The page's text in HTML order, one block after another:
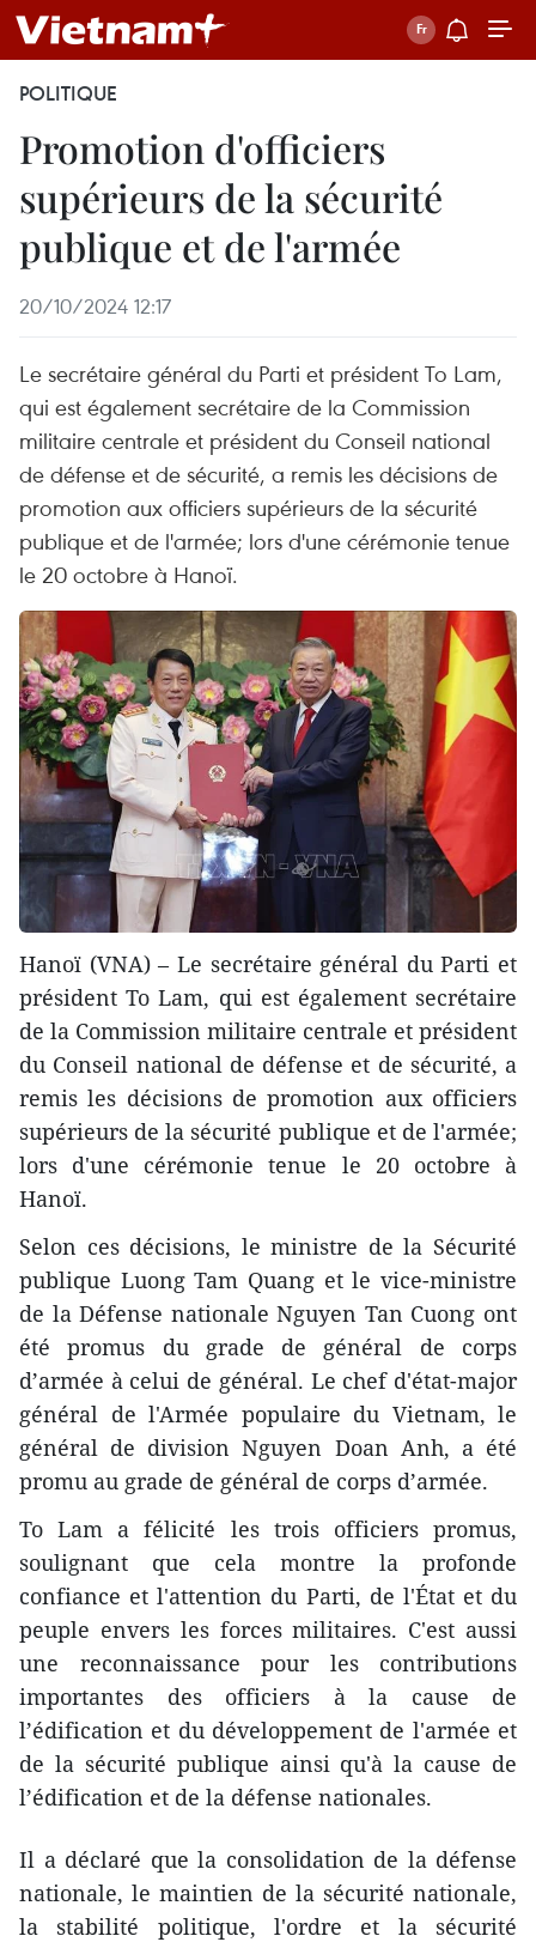
POLITIQUE
Promotion d'officiers
supérieurs de la sécurité
publique et de l'armée
20/10/2024 12:17
Le secrétaire général du Parti et président To Lam,
qui est également secrétaire de la Commission
militaire centrale et président du Conseil national
de défense et de sécurité, a remis les décisions de
promotion aux officiers supérieurs de la sécurité
publique et de l'armée; lors d'une cérémonie tenue
le 20 octobre à Hanoï.
Hanoï (VNA) – Le secrétaire général du Parti et
président To Lam, qui est également secrétaire
de la Commission militaire centrale et président
du Conseil national de défense et de sécurité, a
remis les décisions de promotion aux officiers
supérieurs de la sécurité publique et de l'armée;
lors d'une cérémonie tenue le 20 octobre à
Hanoï.
Selon ces décisions, le ministre de la Sécurité
publique Luong Tam Quang et le vice-ministre
de la Défense nationale Nguyen Tan Cuong ont
été promus du grade de général de corps
d’armée à celui de général. Le chef d'état-major
général de l'Armée populaire du Vietnam, le
général de division Nguyen Doan Anh, a été
promu au grade de général de corps d’armée.
To Lam a félicité les trois officiers promus,
soulignant que cela montre la profonde
confiance et l'attention du Parti, de l'État et du
peuple envers les forces militaires. C'est aussi
une reconnaissance pour les contributions
importantes des officiers à la cause de
l’édification et du développement de l'armée et
de la sécurité publique ainsi qu'à la cause de
l’édification et de la défense nationales.
Il a déclaré que la consolidation de la défense
nationale, le maintien de la sécurité nationale,
la stabilité politique, l'ordre et la sécurité